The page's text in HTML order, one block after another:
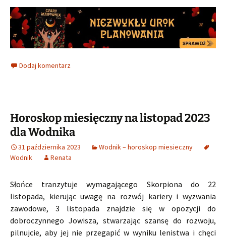
Dodaj komentarz
Horoskop miesięczny na listopad 2023
dla Wodnika
31 października 2023
Wodnik – horoskop miesieczny
Wodnik
Renata
Słońce tranzytuje wymagającego Skorpiona do 22
listopada, kierując uwagę na rozwój kariery i wyzwania
zawodowe, 3 listopada znajdzie się w opozycji do
dobroczynnego Jowisza, stwarzając szansę do rozwoju,
pilnujcie, aby jej nie przegapić w wyniku lenistwa i chęci